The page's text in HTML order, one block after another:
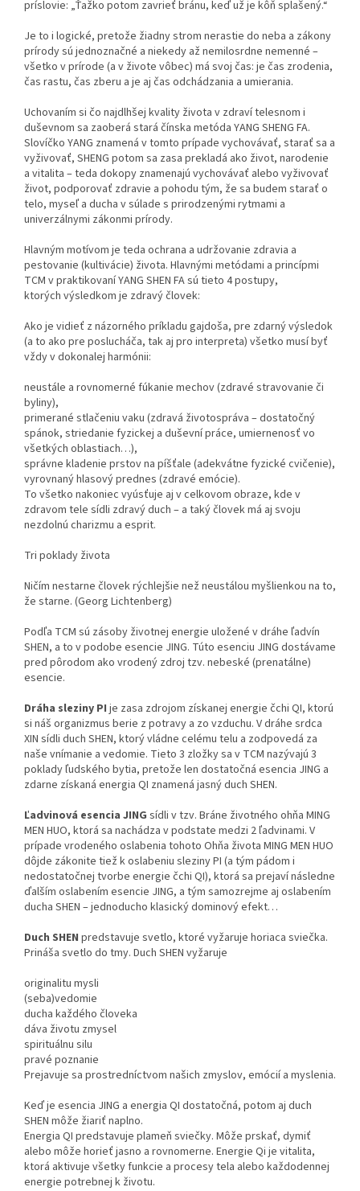
príslovie: „Ťažko potom zavrieť bránu, keď už je kôň splašený.“
Je to i logické, pretože žiadny strom nerastie do neba a zákony
prírody sú jednoznačné a niekedy až nemilosrdne nemenné –
všetko v prírode (a v živote vôbec) má svoj čas: je čas zrodenia,
čas rastu, čas zberu a je aj čas odchádzania a umierania.
Uchovaním si čo najdlhšej kvality života v zdraví telesnom i
duševnom sa zaoberá stará čínska metóda YANG SHENG FA.
Slovíčko YANG znamená v tomto prípade vychovávať, starať sa a
vyživovať, SHENG potom sa zasa prekladá ako život, narodenie
a vitalita – teda dokopy znamenajú vychovávať alebo vyživovať
život, podporovať zdravie a pohodu tým, že sa budem starať o
telo, myseľ a ducha v súlade s prirodzenými rytmami a
univerzálnymi zákonmi prírody.
Hlavným motívom je teda ochrana a udržovanie zdravia a
pestovanie (kultivácie) života. Hlavnými metódami a princípmi
TCM v praktikovaní YANG SHEN FA sú tieto 4 postupy,
ktorých výsledkom je zdravý človek:
Ako je vidieť z názorného príkladu gajdoša, pre zdarný výsledok
(a to ako pre poslucháča, tak aj pro interpreta) všetko musí byť
vždy v dokonalej harmónii:
neustále a rovnomerné fúkanie mechov (zdravé stravovanie či
byliny),
primerané stlačeniu vaku (zdravá životospráva – dostatočný
spánok, striedanie fyzickej a duševní práce, umiernenosť vo
všetkých oblastiach…),
správne kladenie prstov na píšťale (adekvátne fyzické cvičenie),
vyrovnaný hlasový prednes (zdravé emócie).
To všetko nakoniec vyúsťuje aj v celkovom obraze, kde v
zdravom tele sídli zdravý duch – a taký človek má aj svoju
nezdolnú charizmu a esprit.
Tri poklady života
Ničím nestarne človek rýchlejšie než neustálou myšlienkou na to,
že starne. (Georg Lichtenberg)
Podľa TCM sú zásoby životnej energie uložené v dráhe ľadvín
SHEN, a to v podobe esencie JING. Túto esenciu JING dostávame
pred pôrodom ako vrodený zdroj tzv. nebeské (prenatálne)
esencie.
Dráha sleziny PI je zasa zdrojom získanej energie čchi QI, ktorú
si náš organizmus berie z potravy a zo vzduchu. V dráhe srdca
XIN sídli duch SHEN, ktorý vládne celému telu a zodpovedá za
naše vnímanie a vedomie. Tieto 3 zložky sa v TCM nazývajú 3
poklady ľudského bytia, pretože len dostatočná esencia JING a
zdarne získaná energia QI znamená jasný duch SHEN.
Ľadvinová esencia JING sídli v tzv. Bráne životného ohňa MING
MEN HUO, ktorá sa nachádza v podstate medzi 2 ľadvinami. V
prípade vrodeného oslabenia tohoto Ohňa života MING MEN HUO
dôjde zákonite tiež k oslabeniu sleziny PI (a tým pádom i
nedostatočnej tvorbe energie čchi QI), ktorá sa prejaví následne
ďalším oslabením esencie JING, a tým samozrejme aj oslabením
ducha SHEN – jednoducho klasický dominový efekt…
Duch SHEN predstavuje svetlo, ktoré vyžaruje horiaca sviečka.
Prináša svetlo do tmy. Duch SHEN vyžaruje
originalitu mysli
(seba)vedomie
ducha každého človeka
dáva životu zmysel
spirituálnu silu
pravé poznanie
Prejavuje sa prostredníctvom našich zmyslov, emócií a myslenia.
Keď je esencia JING a energia QI dostatočná, potom aj duch
SHEN môže žiariť naplno.
Energia QI predstavuje plameň sviečky. Môže prskať, dymiť
alebo môže horieť jasno a rovnomerne. Energie Qi je vitalita,
ktorá aktivuje všetky funkcie a procesy tela alebo každodennej
energie potrebnej k životu.